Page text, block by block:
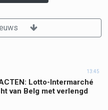
13:45
Lotto-Intermarché
van Belg met verlengd